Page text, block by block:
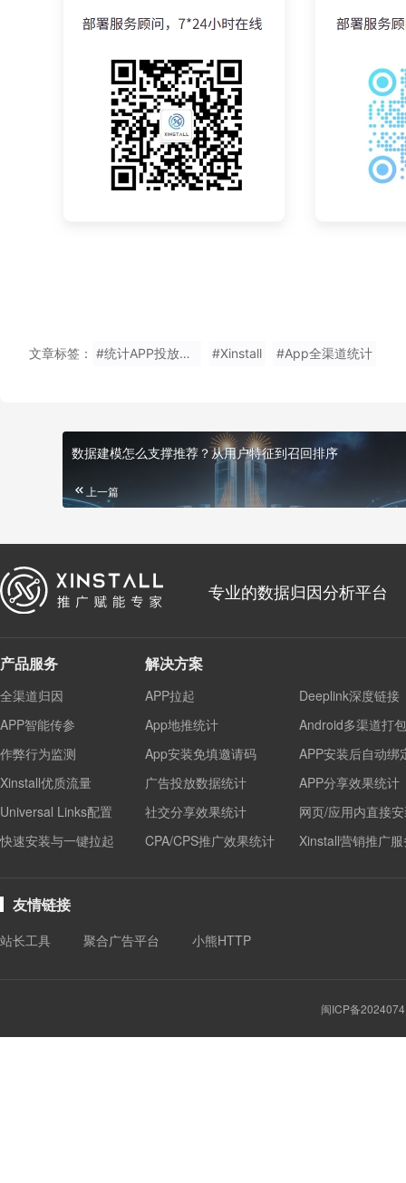
文章标签： #统计APP投放效果推荐Xinstall #Xinstall #App全渠道统计
数据建模怎么支撑推荐？从用户特征到召回排序
上一篇
专业的数据归因分析平台
产品服务
全渠道归因
APP智能传参
作弊行为监测
Xinstall优质流量
Universal Links配置
快速安装与一键拉起
解决方案
APP拉起
Deeplink深度链接
App地推统计
Android多渠道打包
App安装免填邀请码
APP安装后自动绑
广告投放数据统计
APP分享效果统计
社交分享效果统计
网页/应用内直接
CPA/CPS推广效果统计
Xinstall营销推广
友情链接
站长工具 聚合广告平台 小熊HTTP
闽ICP备